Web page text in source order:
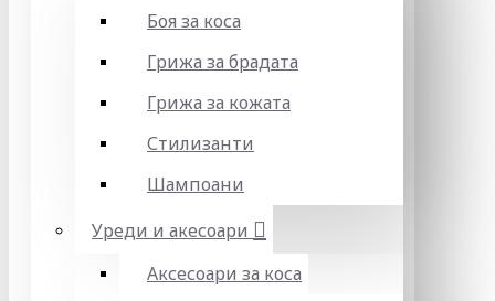
Боя за коса
Грижа за брадата
Грижа за кожата
Стилизанти
Шампоани
Уреди и акесоари
Аксесоари за коса